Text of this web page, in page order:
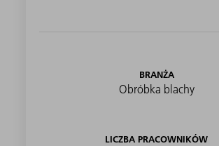
BRANŻA
Obróbka blachy
LICZBA PRACOWNIKÓW